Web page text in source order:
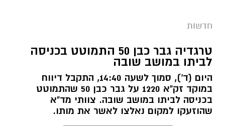
FREEPIK
תנועת"עתיד לעוטף"בירכה על הודעת שר
הביטחון, שלפיה לא יתבצע בשלב זה כל רידוד
חדשות
טרגדיה גבר כבן 50 התמוטט בכניסה
לביתו במושב שובה
היום (ד'), סמוך לשעה 14:40, התקבל דיווח
במוקד זק"א 1220 על גבר כבן 50 שהתמוטט
בכניסה לביתו במושב שובה. צוותי מד"א
שהוזעקו למקום נאלצו לאשר את מותו.